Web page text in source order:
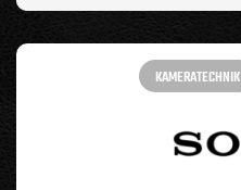
KAMERATECHNIK